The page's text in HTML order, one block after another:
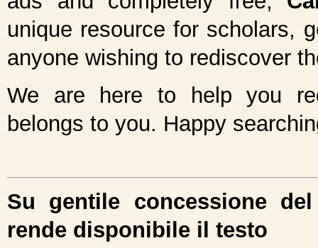
unique resource for scholars,
anyone wishing to rediscover
We are here to help you
belongs to you. Happy
Su gentile concessione
rende disponibile il testo